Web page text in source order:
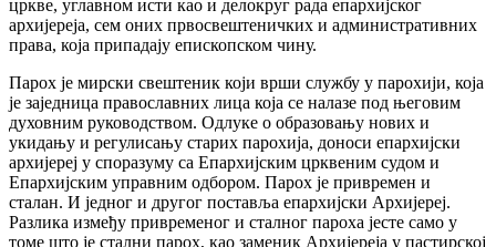
цркве, углавном исти као и делокруг рада епархијског
архијереја, сем оних првосвештеничких и административних
права, која припадају епископском чину.
Парох је мирски свештеник који врши службу у парохији, која
је заједница православних лица која се налазе под његовим
духовним руководством. Одлуке о образовању нових и
укидању и регулисању старих парохија, доноси епархијски
архијереј у споразуму са Епархијским црквеним судом и
Епархијским управним одбором. Парох је привремен и
сталан. И једног и другог поставља епархијски Архијереј.
Разлика између привременог и сталног пароха јесте само у
томе што је стални парох, као заменик Архијереја у пастирској